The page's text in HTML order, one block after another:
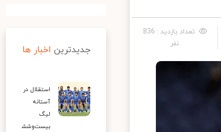
تعداد بازدید : 836
نفر
جدیدترین اخبار ها
استقلال در
آستانه
لیگ
بیست‌وشش